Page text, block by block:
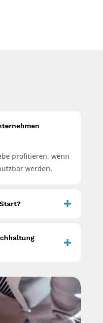
profitieren, wenn
werden.